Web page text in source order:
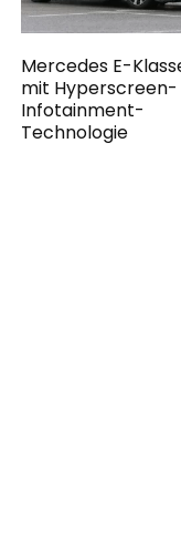
Mercedes E-
mit Hyperscreen-
Infotainment-
Technologie